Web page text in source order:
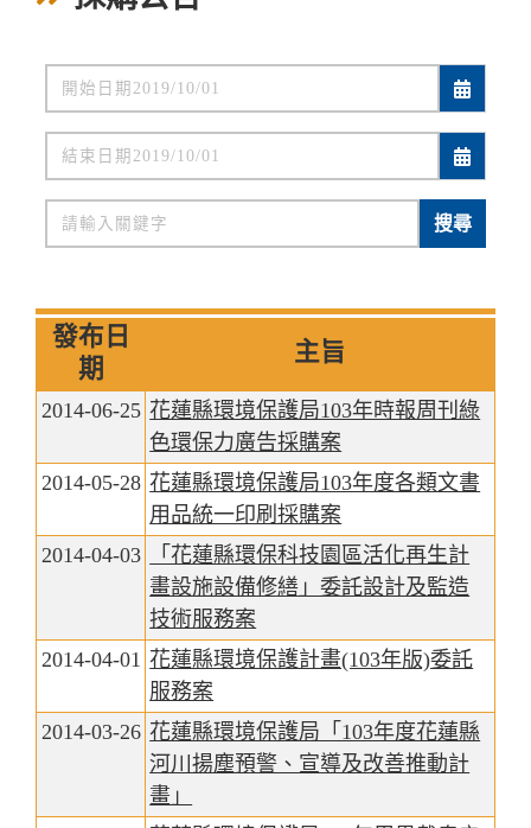
關鍵字 搜尋
發布日
期
主旨
2014-06-25 花蓮縣環境保護局103年時報周刊綠
色環保力廣告採購案
2014-05-28 花蓮縣環境保護局103年度各類文書
用品統一印刷採購案
2014-04-03
「花蓮縣環保科技園區活化再生計
畫設施設備修繕」委託設計及監造
技術服務案
2014-04-01 花蓮縣環境保護計畫(103年版)委託
服務案
2014-03-26 花蓮縣環境保護局「103年度花蓮縣
河川揚塵預警、宣導及改善推動計
畫」